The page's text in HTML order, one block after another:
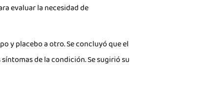
evaluar la necesidad de
y placebo a otro. Se concluyó que el
de la condición. Se sugirió su